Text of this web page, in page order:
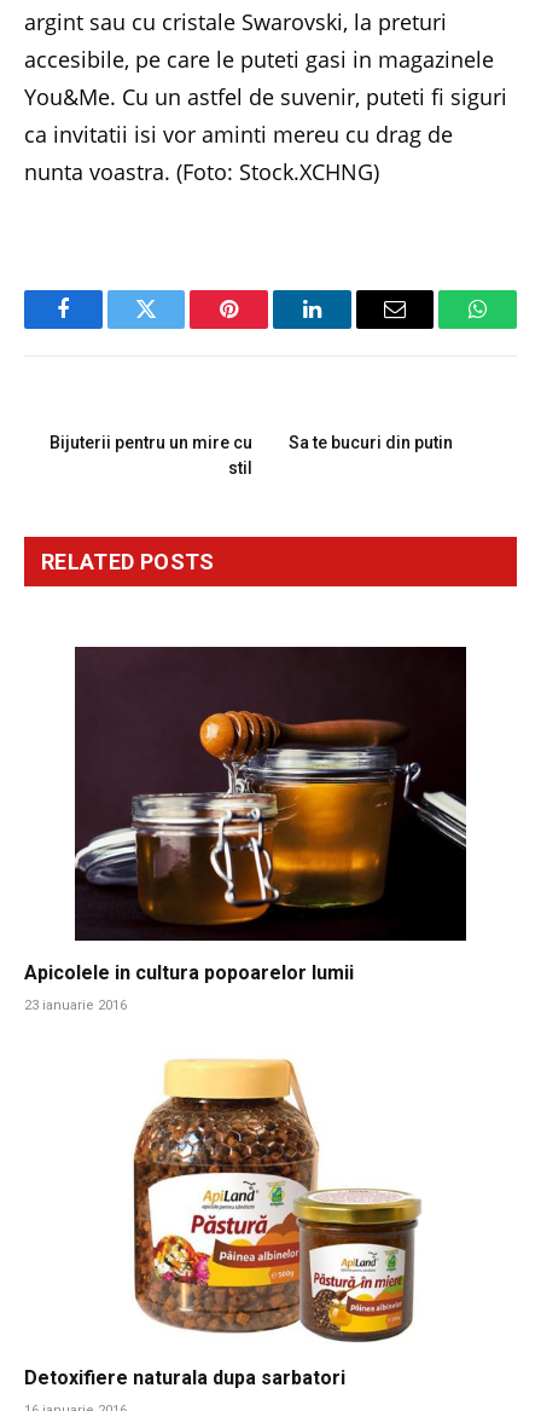
argint sau cu cristale Swarovski, la preturi
accesibile, pe care le puteti gasi in magazinele
You&Me. Cu un astfel de suvenir, puteti fi siguri
ca invitatii isi vor aminti mereu cu drag de
nunta voastra. (Foto: Stock.XCHNG)
FacebookTwitter Pinterest LinkedInEmail
Bijuterii pentru un mire cu
stil
Sa te bucuri din putin
RELATED POSTS
Apicolele in cultura popoarelor lumii
23 ianuarie 2016
Detoxifiere naturala dupa sarbatori